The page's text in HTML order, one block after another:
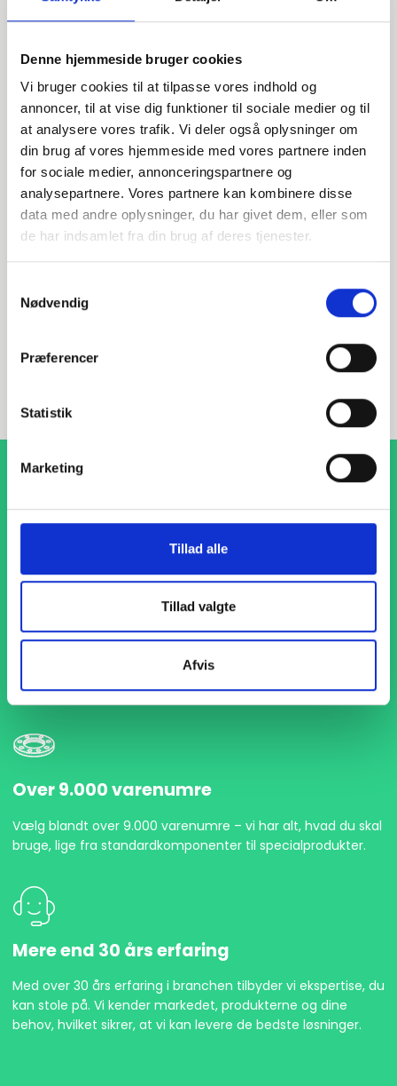
Denne hjemmeside bruger cookies
Vi bruger cookies til at tilpasse vores indhold og
annoncer, til at vise dig funktioner til sociale medier og til
at analysere vores trafik. Vi deler også oplysninger om
din brug af vores hjemmeside med vores partnere inden
for sociale medier, annonceringspartnere og
analysepartnere. Vores partnere kan kombinere disse
data med andre oplysninger, du har givet dem, eller som
de har indsamlet fra din brug af deres tjenester.
Nødvendig
Præferencer
Statistik
Marketing
Tillad alle
Tillad valgte
Afvis
Har du spørgsmål?
Vi står klar til at hjælpe med spørgsmål om produkter,
service eller andet. Kontakt os for professionel rådgivning
og sparring.
1-4 dages levering
Med hurtig levering på kun 1-4 dage sikrer vi, at dine
projekter aldrig bliver forsinket. Vi står klar til at levere
præcist og til tiden, så du kan holde dit produktionsflow
kørende uden afbrydelser.
Over 9.000 varenumre
Vælg blandt over 9.000 varenumre – vi har alt, hvad du skal
bruge, lige fra standardkomponenter til specialprodukter.
Mere end 30 års erfaring
Med over 30 års erfaring i branchen tilbyder vi ekspertise, du
kan stole på. Vi kender markedet, produkterne og dine
behov, hvilket sikrer, at vi kan levere de bedste løsninger.